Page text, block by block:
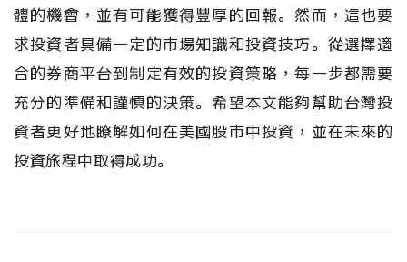
體的機會，並有可能獲得豐厚的回報。然而，這也要
求投資者具備一定的市場知識和投資技巧。從選擇適
合的券商平台到制定有效的投資策略，每一步都需要
充分的準備和謹慎的決策。希望本文能夠幫助台灣投
資者更好地瞭解如何在美國股市中投資，並在未來的
投資旅程中取得成功。